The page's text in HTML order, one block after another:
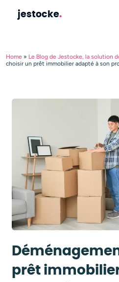
jestocke.
Home » Le Blog de Jestocke, la solution
choisir un prêt immobilier adapté à son
prêt